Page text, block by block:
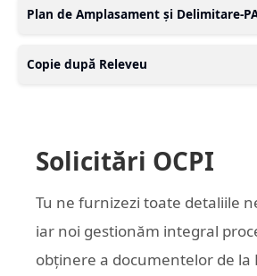
Plan de Amplasament și Delimitare-
Copie după Releveu
Solicitări OCPI
Tu ne furnizezi toate detaliile
iar noi gestionăm integral
obținere a documentelor de la